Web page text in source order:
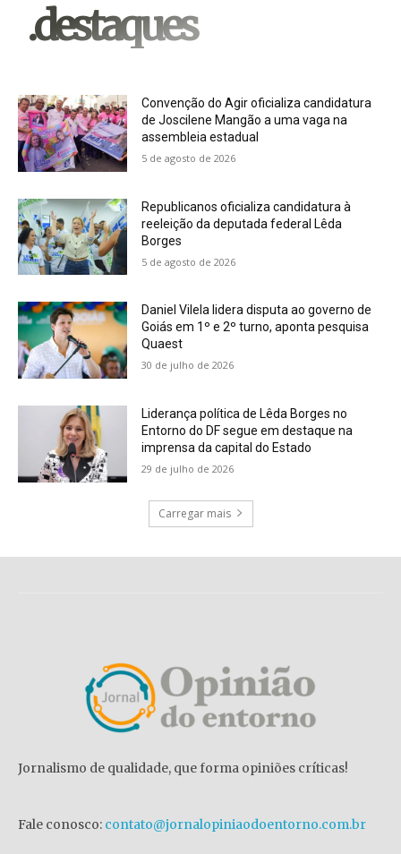
.destaques
Convenção do Agir oficializa candidatura
de Joscilene Mangão a uma vaga na
assembleia estadual
5 de agosto de 2026
Republicanos oficializa candidatura à
reeleição da deputada federal Lêda
Borges
5 de agosto de 2026
Daniel Vilela lidera disputa ao governo de
Goiás em 1º e 2º turno, aponta pesquisa
Quaest
30 de julho de 2026
Liderança política de Lêda Borges no
Entorno do DF segue em destaque na
imprensa da capital do Estado
29 de julho de 2026
Carregar mais
Jornalismo de qualidade, que forma opiniões críticas!
Fale conosco: contato@jornalopiniaodoentorno.com.br